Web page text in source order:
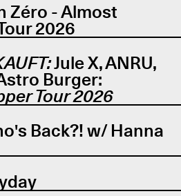
Zéro - Almost
2026
Jule X, ANRU,
Burger:
Tour 2026
Back?! w/ Hanna